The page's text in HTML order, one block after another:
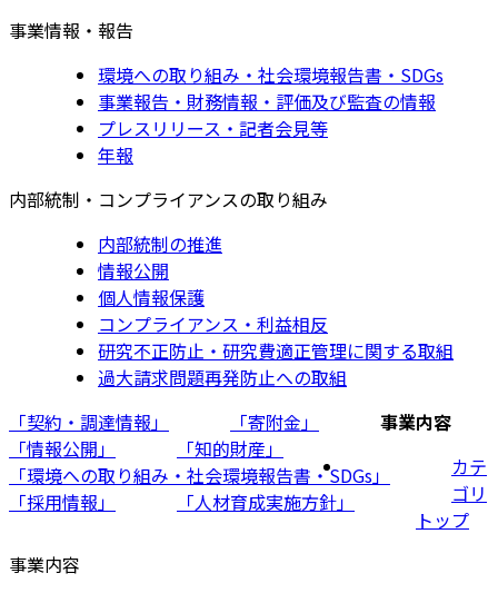
事業情報・報告
環境への取り組み・社会環境報告書・SDGs
事業報告・財務情報・評価及び監査の情報
プレスリリース・記者会見等
年報
内部統制・コンプライアンスの取り組み
内部統制の推進
情報公開
個人情報保護
コンプライアンス・利益相反
研究不正防止・研究費適正管理に関する取組
過大請求問題再発防止への取組
「契約・調達情報」
「寄附金」
「情報公開」
「知的財産」
「環境への取り組み・社会環境報告書・SDGs」
「採用情報」
「人材育成実施方針」
事業内容
カテ
ゴリ
トップ
事業内容